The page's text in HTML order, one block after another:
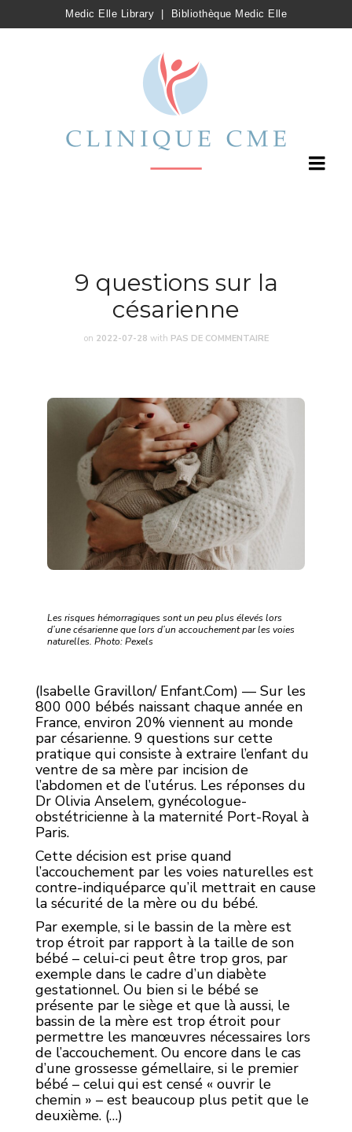
Medic Elle Library Bibliothèque Medic Elle
9 questions sur la
césarienne
on 2022-07-28 with PAS DE COMMENTAIRE
Les risques hémorragiques sont un peu plus élevés lors
d’une césarienne que lors d’un accouchement par les voies
naturelles. Photo: Pexels
(Isabelle Gravillon/ Enfant.Com) — Sur les
800 000 bébés naissant chaque année en
France, environ 20% viennent au monde
par césarienne. 9 questions sur cette
pratique qui consiste à extraire l’enfant du
ventre de sa mère par incision de
l’abdomen et de l’utérus. Les réponses du
Dr Olivia Anselem, gynécologue-
obstétricienne à la maternité Port-Royal à
Paris.
Cette décision est prise quand
l’accouchement par les voies naturelles est
contre-indiquéparce qu’il mettrait en cause
la sécurité de la mère ou du bébé.
Par exemple, si le bassin de la mère est
trop étroit par rapport à la taille de son
bébé – celui-ci peut être trop gros, par
exemple dans le cadre d’un diabète
gestationnel. Ou bien si le bébé se
présente par le siège et que là aussi, le
bassin de la mère est trop étroit pour
permettre les manœuvres nécessaires lors
de l’accouchement. Ou encore dans le cas
d’une grossesse gémellaire, si le premier
bébé – celui qui est censé « ouvrir le
chemin » – est beaucoup plus petit que le
deuxième. (…)